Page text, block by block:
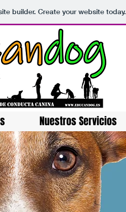
builder. Create your website today.
Nuestros Servicios